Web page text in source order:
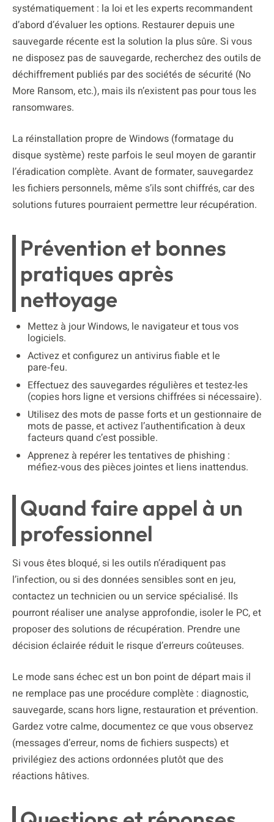
systématiquement : la loi et les experts recommandent
d’abord d’évaluer les options. Restaurer depuis une
sauvegarde récente est la solution la plus sûre. Si vous
ne disposez pas de sauvegarde, recherchez des outils de
déchiffrement publiés par des sociétés de sécurité (No
More Ransom, etc.), mais ils n’existent pas pour tous les
ransomwares.
La réinstallation propre de Windows (formatage du
disque système) reste parfois le seul moyen de garantir
l’éradication complète. Avant de formater, sauvegardez
les fichiers personnels, même s’ils sont chiffrés, car des
solutions futures pourraient permettre leur récupération.
Prévention et bonnes
pratiques après
nettoyage
Mettez à jour Windows, le navigateur et tous vos
logiciels.
Activez et configurez un antivirus fiable et le
pare‑feu.
Effectuez des sauvegardes régulières et testez-les
(copies hors ligne et versions chiffrées si nécessaire).
Utilisez des mots de passe forts et un gestionnaire de
mots de passe, et activez l’authentification à deux
facteurs quand c’est possible.
Apprenez à repérer les tentatives de phishing :
méfiez‑vous des pièces jointes et liens inattendus.
Quand faire appel à un
professionnel
Si vous êtes bloqué, si les outils n’éradiquent pas
l’infection, ou si des données sensibles sont en jeu,
contactez un technicien ou un service spécialisé. Ils
pourront réaliser une analyse approfondie, isoler le PC, et
proposer des solutions de récupération. Prendre une
décision éclairée réduit le risque d’erreurs coûteuses.
Le mode sans échec est un bon point de départ mais il
ne remplace pas une procédure complète : diagnostic,
sauvegarde, scans hors ligne, restauration et prévention.
Gardez votre calme, documentez ce que vous observez
(messages d’erreur, noms de fichiers suspects) et
privilégiez des actions ordonnées plutôt que des
réactions hâtives.